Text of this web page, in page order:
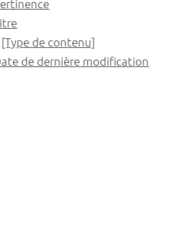
[Type de contenu]
de dernière modification